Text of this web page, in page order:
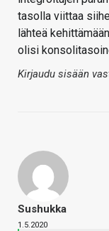
tasolla viittaa
lähteä
olisi
Kirjaudu sisään
Sushukka
1.5.2020